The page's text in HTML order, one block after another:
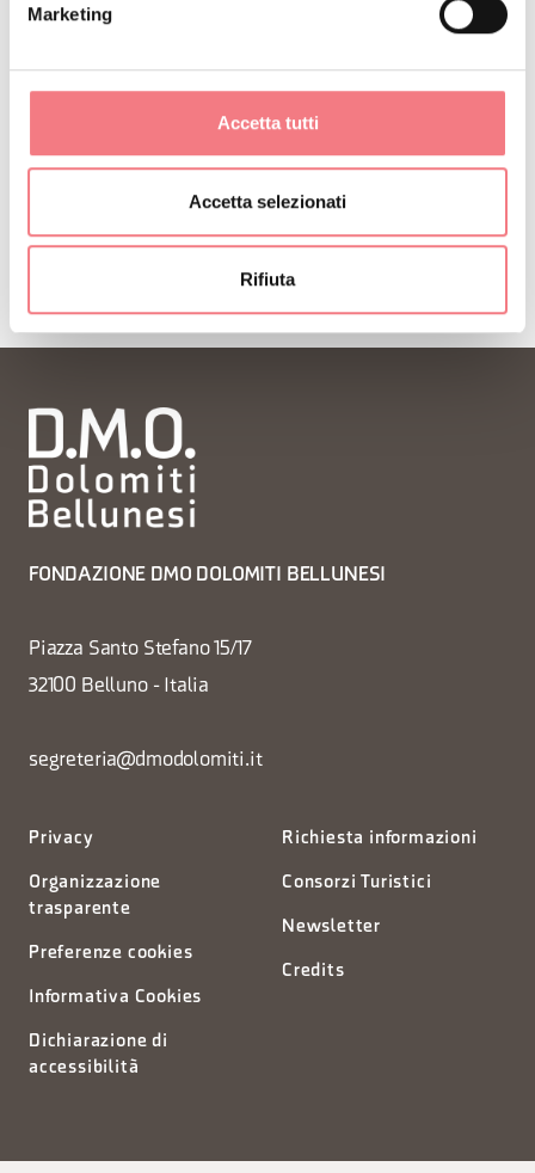
Marketing
Accetta tutti
Accetta selezionati
Rifiuta
Riceverai notizie, informazioni, itinerari, idee e
FONDAZIONE DMO DOLOMITI BELLUNESI
Piazza Santo Stefano 15/17
32100 Belluno - Italia
segreteria@dmodolomiti.it
Privacy
Organizzazione
trasparente
Preferenze cookies
Informativa Cookies
Dichiarazione di
accessibilità
Richiesta informazioni
Consorzi Turistici
Newsletter
Credits